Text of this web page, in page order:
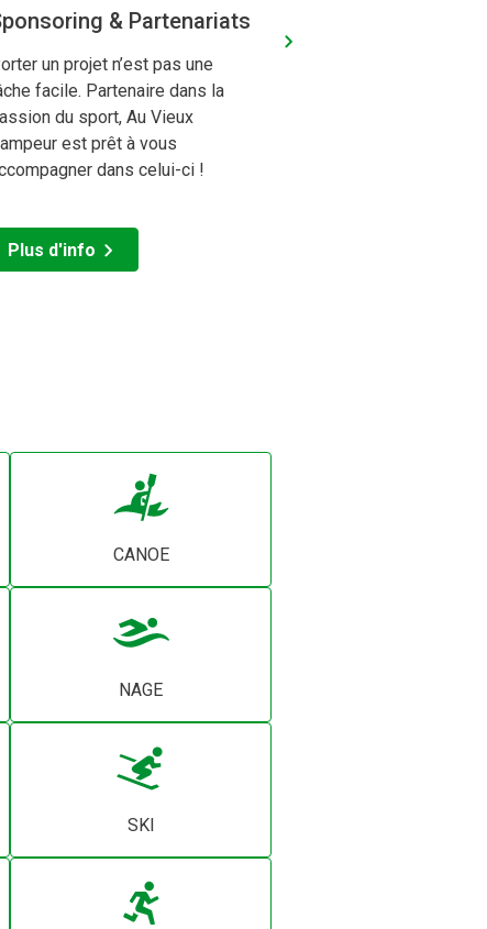
& Partenariats
un projet n’est pas une
facile. Partenaire dans la
du sport, Au Vieux
est prêt à vous
dans celui-ci !
Plus d'info
CANOE
NAGE
SKI